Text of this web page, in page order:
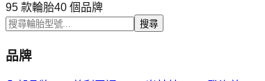
95 款輪胎40 個品牌
搜尋
品牌